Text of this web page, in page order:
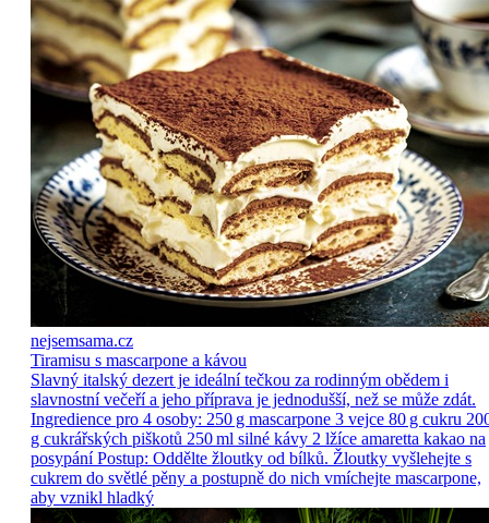
nejsemsama.cz
Tiramisu s mascarpone a kávou
Slavný italský dezert je ideální tečkou za rodinným obědem i
slavnostní večeří a jeho příprava je jednodušší, než se může zdát.
Ingredience pro 4 osoby: 250 g mascarpone 3 vejce 80 g cukru
g cukrářských piškotů 250 ml silné kávy 2 lžíce amaretta kakao na
posypání Postup: Oddělte žloutky od bílků. Žloutky vyšlehejte s
cukrem do světlé pěny a postupně do nich vmíchejte mascarpone,
aby vznikl hladký